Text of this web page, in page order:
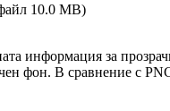
10.0 MB)
информация за
фон. В сравнение с